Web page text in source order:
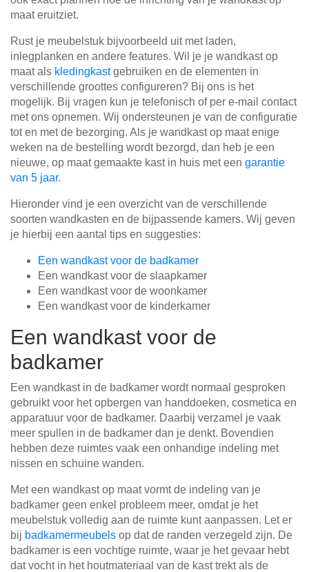
maat eruitziet.
Rust je meubelstuk bijvoorbeeld uit met laden,
inlegplanken en andere features. Wil je je wandkast op
maat als kledingkastgebruiken en de elementen in
verschillende groottes configureren? Bij ons is het
mogelijk. Bij vragen kun je telefonisch of per e-mail contact
met ons opnemen. Wij ondersteunen je van de configuratie
tot en met de bezorging. Als je wandkast op maat enige
weken na de bestelling wordt bezorgd, dan heb je een
nieuwe, op maat gemaakte kast in huis met een garantie
van 5 jaar.
Hieronder vind je een overzicht van de verschillende
soorten wandkasten en de bijpassende kamers. Wij geven
je hierbij een aantal tips en suggesties:
Een wandkast voor de badkamer
Een wandkast voor de slaapkamer
Een wandkast voor de woonkamer
Een wandkast voor de kinderkamer
Een wandkast voor de
badkamer
Een wandkast in de badkamer wordt normaal gesproken
gebruikt voor het opbergen van handdoeken, cosmetica en
apparatuur voor de badkamer. Daarbij verzamel je vaak
meer spullen in de badkamer dan je denkt. Bovendien
hebben deze ruimtes vaak een onhandige indeling met
nissen en schuine wanden.
Met een wandkast op maat vormt de indeling van je
badkamer geen enkel probleem meer, omdat je het
meubelstuk volledig aan de ruimte kunt aanpassen. Let er
bij badkamermeubels op dat de randen verzegeld zijn. De
badkamer is een vochtige ruimte, waar je het gevaar hebt
dat vocht in het houtmateriaal van de kast trekt als de